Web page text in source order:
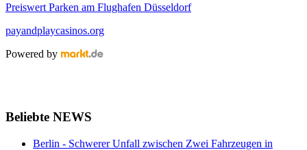
Preiswert Parken am Flughafen Düsseldorf
payandplaycasinos.org
Powered by
Beliebte NEWS
Berlin - Schwerer Unfall zwischen Zwei Fahrzeugen in